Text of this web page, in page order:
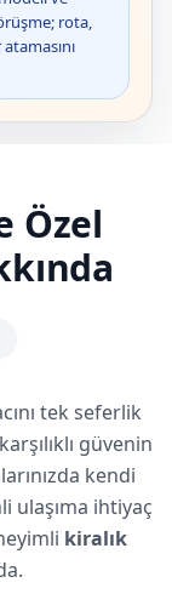
rota,
Özel
tek seferlik
güvenin
kendi
ulaşıma ihtiyaç
kiralık